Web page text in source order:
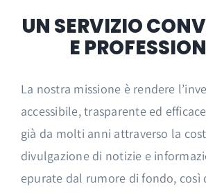
UN SERVIZIO
E
La nostra missione è rendere
accessibile, trasparente ed
già da molti anni attraverso la
divulgazione di notizie e
epurate dal rumore di fondo, così